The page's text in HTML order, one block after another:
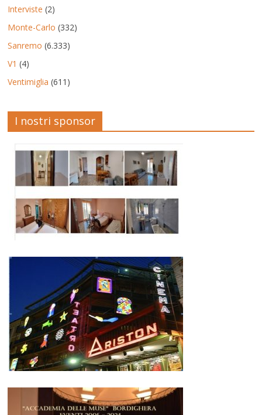
Interviste (2)
Monte-Carlo (332)
Sanremo (6.333)
V1 (4)
Ventimiglia (611)
I nostri sponsor